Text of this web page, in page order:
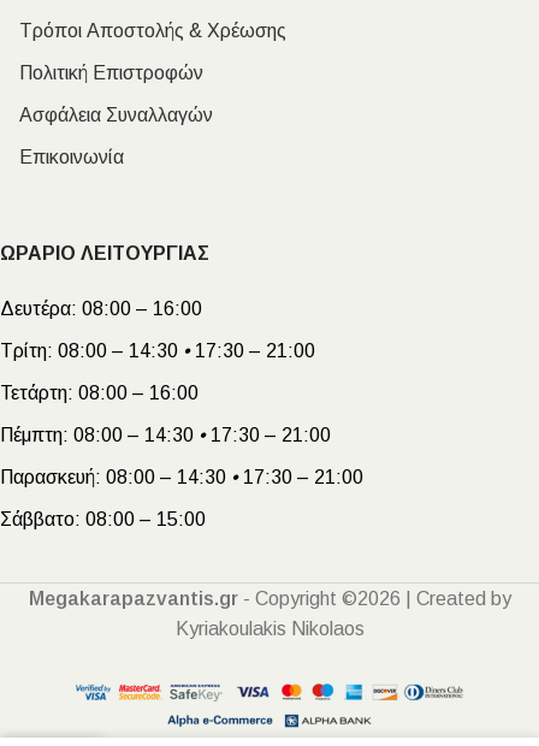
Τρόποι Αποστολής & Χρέωσης
Πολιτική Επιστροφών
Ασφάλεια Συναλλαγών
Επικοινωνία
ΩΡΑΡΙΟ ΛΕΙΤΟΥΡΓΙΑΣ
Δευτέρα: 08:00 – 16:00
Τρίτη: 08:00 – 14:30 •17:30 – 21:00
Τετάρτη: 08:00 – 16:00
Πέμπτη: 08:00 – 14:30 •17:30 – 21:00
Παρασκευή: 08:00 – 14:30 •17:30 – 21:00
Σάββατο: 08:00 – 15:00
Megakarapazvantis.gr- Copyright ©2026 | Created by
Kyriakoulakis Nikolaos